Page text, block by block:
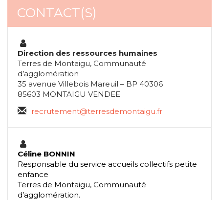
CONTACT(S)
Direction des ressources humaines
Terres de Montaigu, Communauté
d’agglomération
35 avenue Villebois Mareuil – BP 40306
85603 MONTAIGU VENDEE
recrutement@terresdemontaigu.fr
Céline BONNIN
Responsable du service accueils collectifs petite
enfance
Terres de Montaigu, Communauté
d’agglomération.